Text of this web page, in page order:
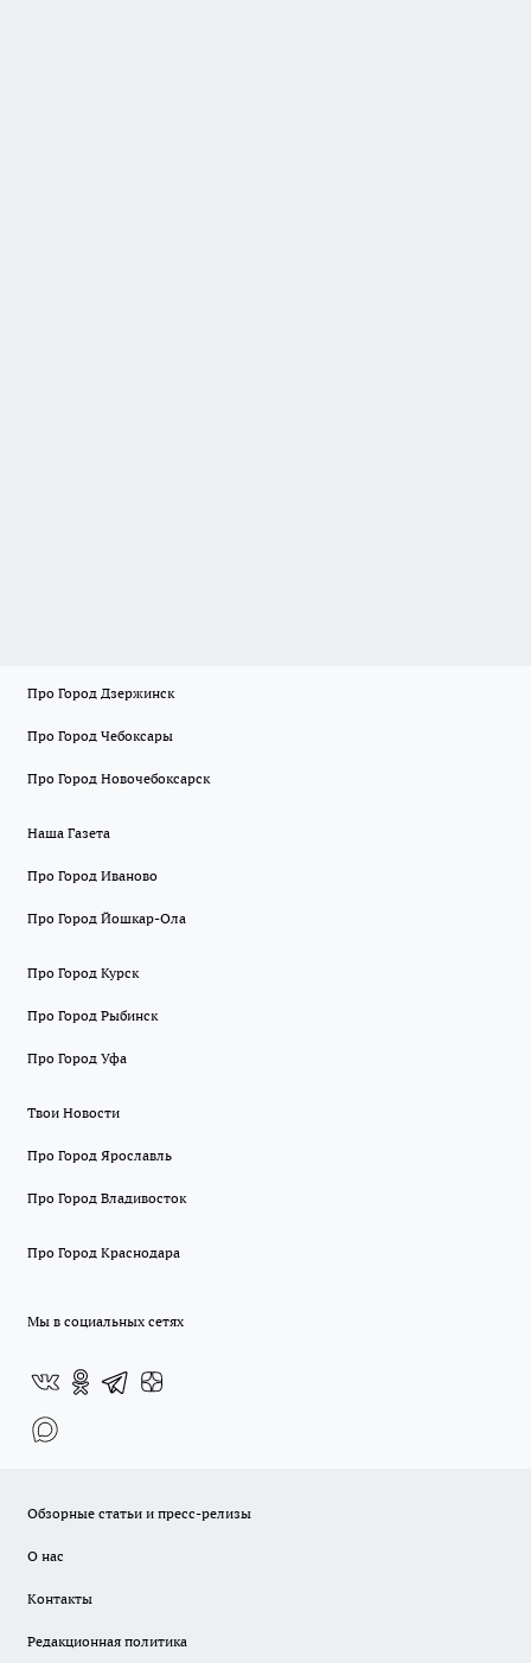
Про Город Дзержинск
Про Город Чебоксары
Про Город Новочебоксарск
Наша Газета
Про Город Иваново
Про Город Йошкар-Ола
Про Город Курск
Про Город Рыбинск
Про Город Уфа
Твои Новости
Про Город Ярославль
Про Город Владивосток
Про Город Краснодара
Мы в социальных сетях
Обзорные статьи и пресс-релизы
О нас
Контакты
Редакционная политика